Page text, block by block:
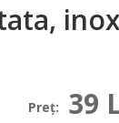
Preţ: 39